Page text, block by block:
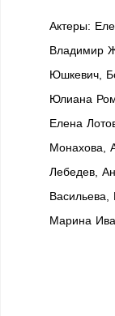
Актеры:
Владимир
Юшкевич,
Юлиана
Елена
Монахова,
Лебедев,
Васильева,
Марина